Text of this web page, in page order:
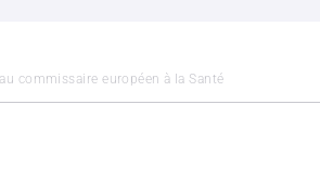
commissaire européen à la Santé